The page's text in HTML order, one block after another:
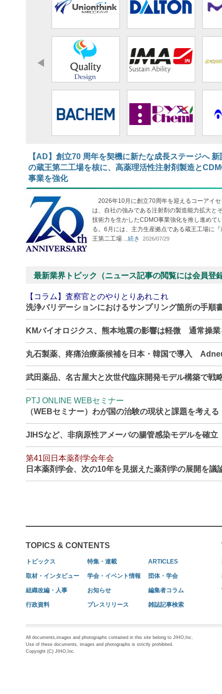
【AD】​​​​​​​創立70 周年を契機に新たな成長ステージへ 新
の蔵王第二工場を核に、高薬理活性注射剤製造と
事業を強化
2026年10月に創立70周年を迎えるコーアイセ
は、自社の強みである注射剤の製造能力拡大と
技術力を生かしたCDMO事業強化を推し進めて
る。6月には、主力生産拠点である蔵王工場に『
王第二工場 ...続き 2026/07/29
最新業界トピック（ニュース記事の閲覧には会員登
【コラム】査察官とのやりとりあれこれ
洗浄バリデーションにおけるサンプリング箇所の手順
KMバイオロジクス、熊本地震の影響は軽微 通常操
丸石製薬、疼痛治療薬候補を日本・韓国で導入
武田薬品、名古屋大と次世代臨床開発モデル構築で
PTJ ONLINE WEBセミナー
（WEBセミナー）わが国の治験の現状と課題を考える
JIHSなど、非病原性アメーバの腸管感染モデルを確
第41回日本薬剤学会年会
日本薬剤学会、次の10年を見据えた薬剤学の展開を議
TOPICS & CONTENTS
トピックス 特集・連載 ARTICLES
取材・インタビュー 学会・イベント情報 団体・学会
組織改編・人事 お知らせ 編集者コラム
行政資料 プレスリリース 雑誌記事検索
All documents,images and photographs contained in this site belong to JIHO,Inc.
Use of these documents, images and photographs is strictly prohibited.
Copyright (C) JIHO,Inc.